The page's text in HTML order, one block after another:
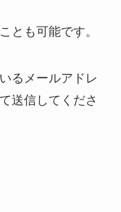
とも可能です。
るメールアドレ
送信してくださ